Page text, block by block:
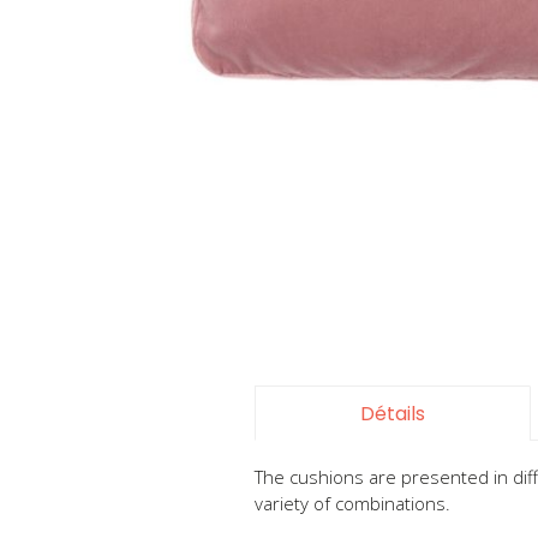
Détails
The cushions are presented in
variety of combinations.